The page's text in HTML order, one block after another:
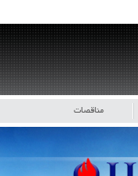
مناقصات